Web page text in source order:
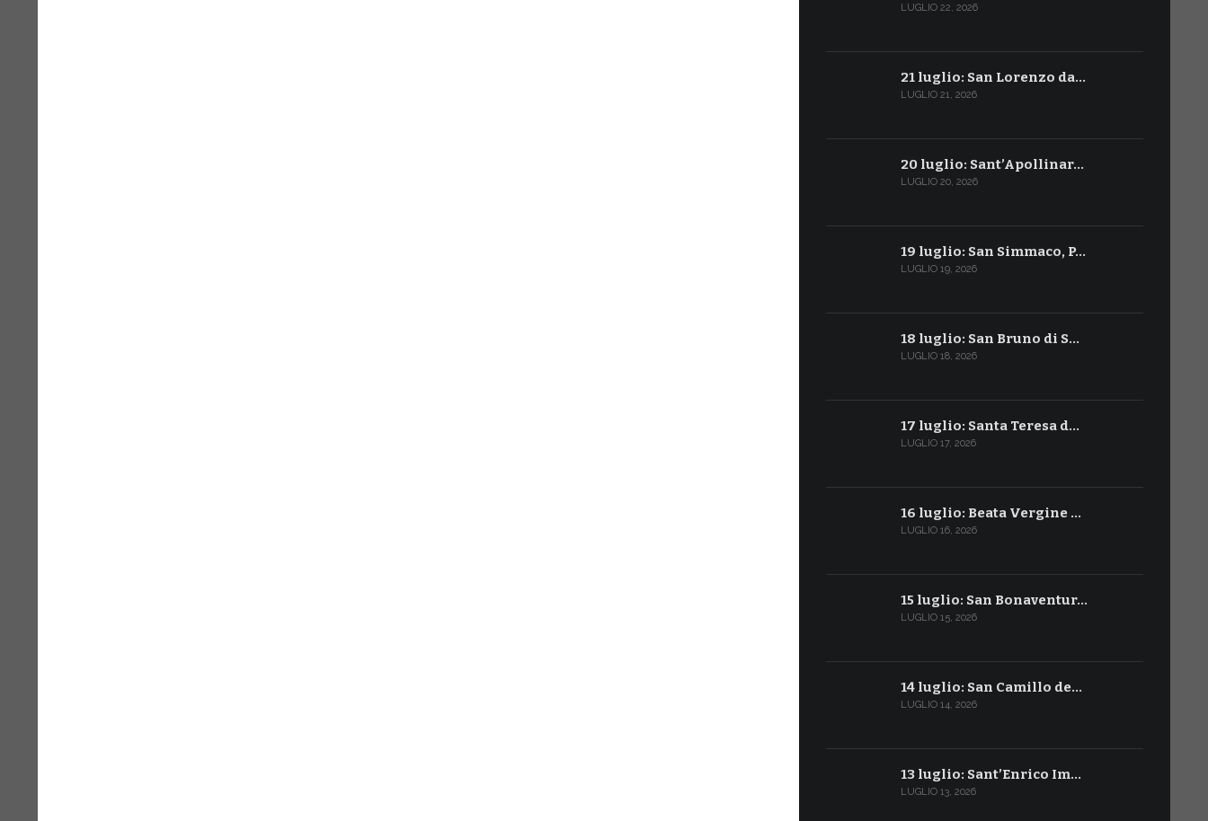
LUGLIO 22, 2026
21 luglio: San Lorenzo da…
LUGLIO 21, 2026
20 luglio: Sant’Apollinar…
LUGLIO 20, 2026
19 luglio: San Simmaco, P…
LUGLIO 19, 2026
18 luglio: San Bruno di S…
LUGLIO 18, 2026
17 luglio: Santa Teresa d…
LUGLIO 17, 2026
16 luglio: Beata Vergine …
LUGLIO 16, 2026
15 luglio: San Bonaventur…
LUGLIO 15, 2026
14 luglio: San Camillo de…
LUGLIO 14, 2026
13 luglio: Sant’Enrico Im…
LUGLIO 13, 2026